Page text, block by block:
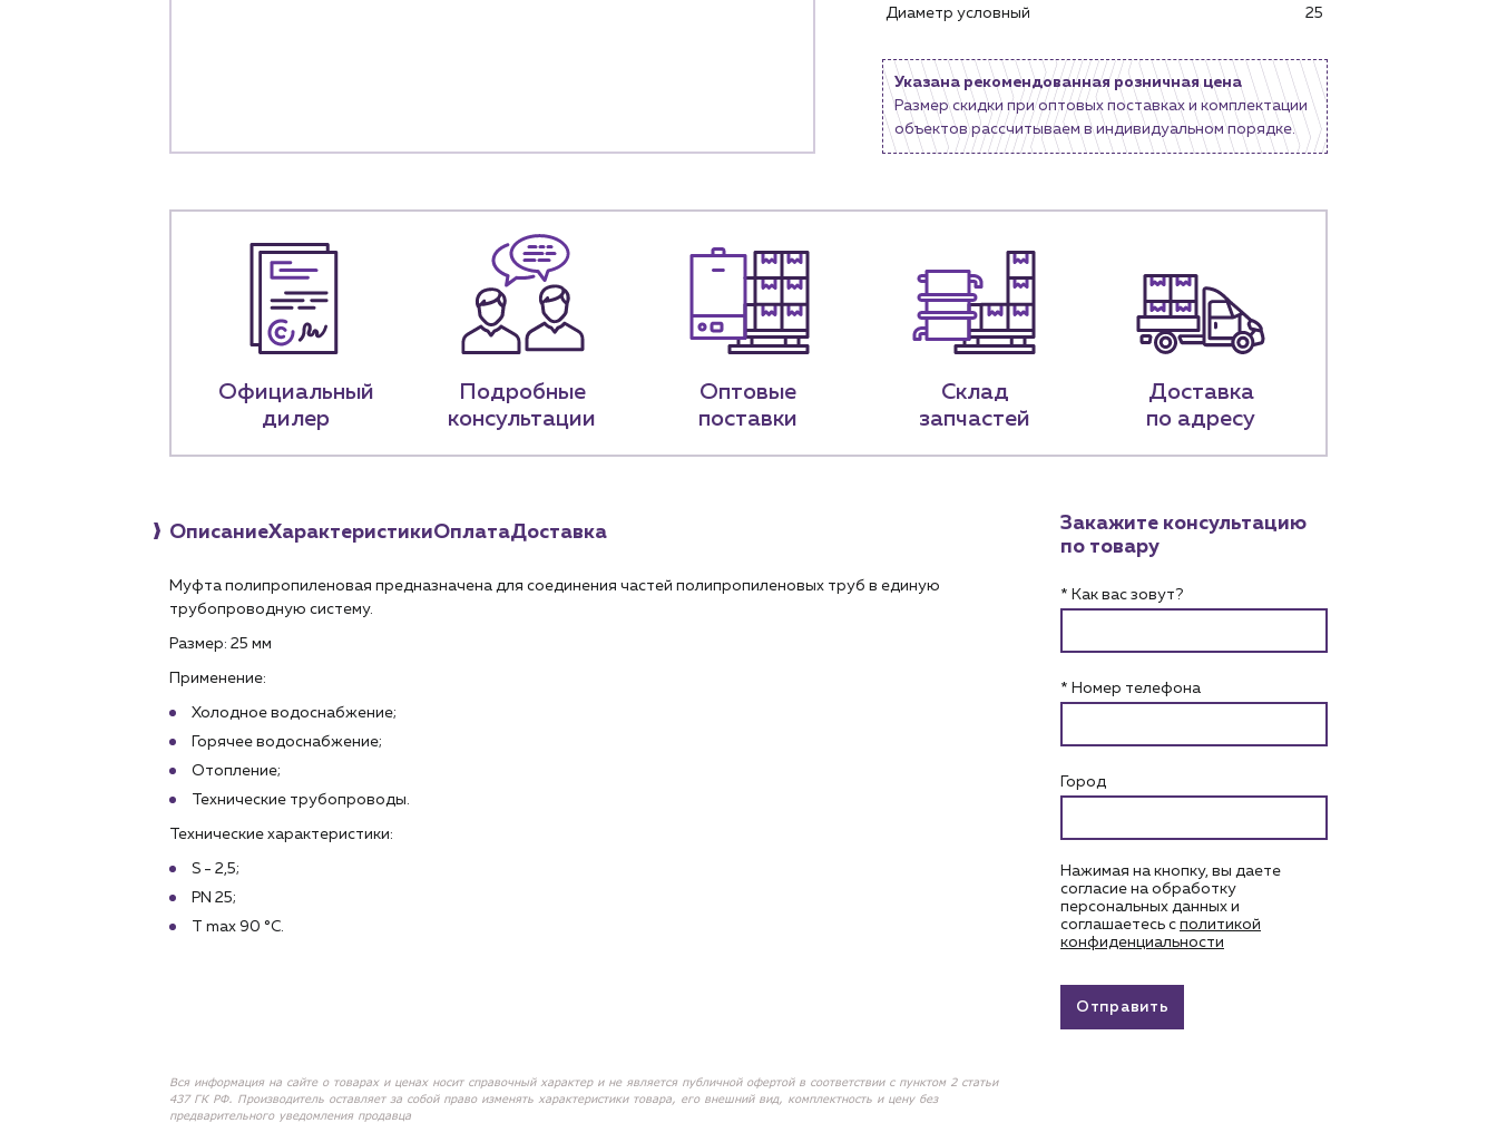
История компании Блог
Контактные данные
Чат-бот
+7 (918) 070-19-79
Пн – пт: 9:00 – 18:00
sales@profpotok.ru
г. Краснодар, ул. Российская, 63
Диаметр условный
25
Указана рекомендованная розничная цена
Размер скидки при оптовых поставках и комплектации
объектов рассчитываем в индивидуальном порядке.
Официальный
дилер
Подробные
консультации
Оптовые
поставки
Склад
запчастей
Доставка
по адресу
ОписаниеХарактеристикиОплатаДоставка
Муфта полипропиленовая предназначена для соединения частей полипропиленовых труб в единую
трубопроводную систему.
Размер: 25 мм
Применение:
Холодное водоснабжение;
Горячее водоснабжение;
Отопление;
Технические трубопроводы.
Технические характеристики:
S - 2,5;
PN 25;
T max 90 °C.
Вся информация на сайте о товарах и ценах носит справочный характер и не является публичной офертой в соответствии с пунктом 2 статьи
437 ГК РФ. Производитель оставляет за собой право изменять характеристики товара, его внешний вид, комплектность и цену без
предварительного уведомления продавца
Закажите консультацию
по товару
* Как вас зовут?
* Номер телефона
Город
Нажимая на кнопку, вы даете
согласие на обработку
персональных данных и
соглашаетесь c политикой
конфиденциальности
Отправить